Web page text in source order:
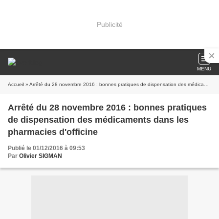
Publicité
MENU
Accueil » Arrêté du 28 novembre 2016 : bonnes pratiques de dispensation des médicaments dans les pharmacies d'officine
Arrêté du 28 novembre 2016 : bonnes pratiques
de dispensation des médicaments dans les
pharmacies d'officine
Publié le 01/12/2016 à 09:53
Par Olivier SIGMAN